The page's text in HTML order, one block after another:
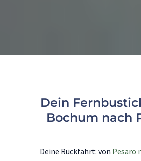
Dein
Bochum nach
Deine Rückfahrt: von Pesaro